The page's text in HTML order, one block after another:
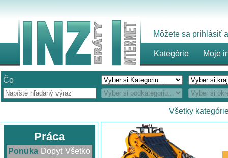
Môžete sa prihlásiť
Kategórie Moje
Čo
Všetky
Práca
Ponuka Dopyt Všetko